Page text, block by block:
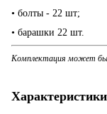
• болты - 22 шт;
• барашки 22 шт.
Комплектация может
Характеристики